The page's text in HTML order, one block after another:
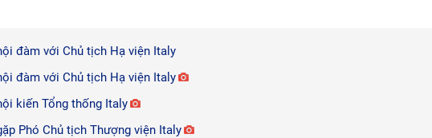
đàm với Chủ tịch Hạ viện Italy
đàm với Chủ tịch Hạ viện Italy
kiến Tổng thống Italy
Phó Chủ tịch Thượng viện Italy